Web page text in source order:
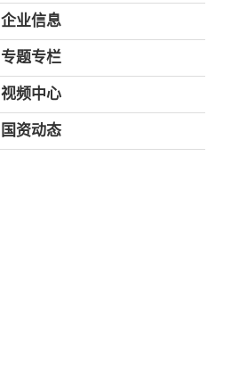
企业信息
专题专栏
视频中心
国资动态